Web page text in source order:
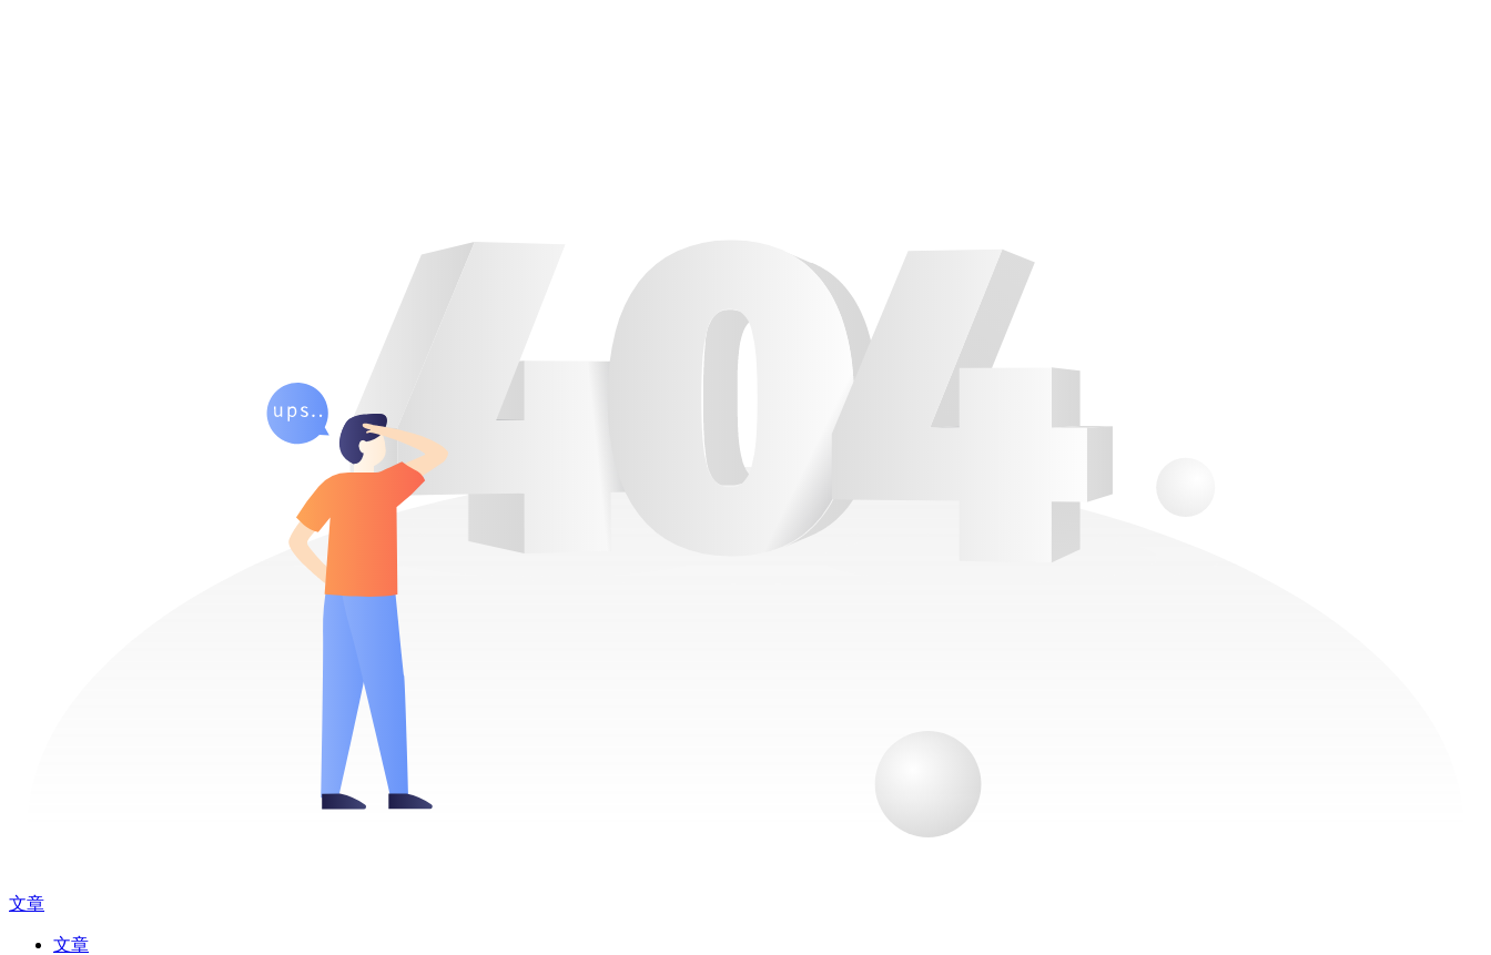
文章
文章